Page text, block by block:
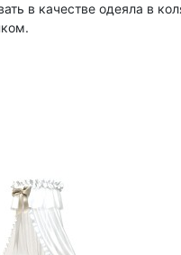
в качестве одеяла в